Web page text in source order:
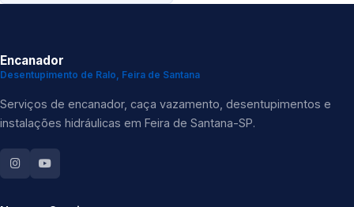
Encanador
Desentupimento de Ralo, Feira de Santana
Serviços de encanador, caça vazamento, desentupimentos e
instalações hidráulicas em Feira de Santana-SP.